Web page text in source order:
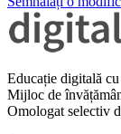
Educație digitală
Mijloc de
Omologat selectiv